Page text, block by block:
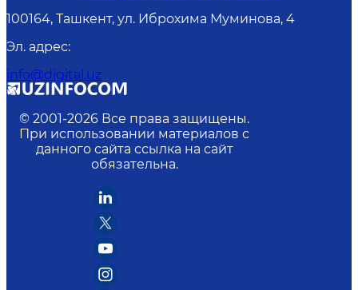
100164, Ташкент, ул. Иброхима Муминова, 4
Эл. адрес:
info@digital.uz
© 2001-2026 Все права защищены.
При использовании материалов с
данного сайта ссылка на сайт
обязательна.